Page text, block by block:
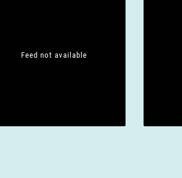
Feed not available